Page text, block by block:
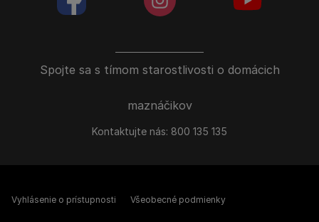
Spojte sa s tímom starostlivosti o domácich
maznáčikov
Kontaktujte nás: 800 135 135
facebookColoredinstagramColored
Vyhlásenie o prístupnosti Všeobecné podmienky